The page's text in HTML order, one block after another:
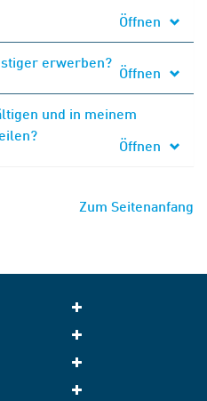
Öffnen
erwerben?
Öffnen
und in meinem
Öffnen
Zum Seitenanfang